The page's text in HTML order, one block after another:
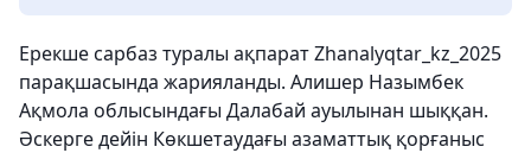
Ерекше сарбаз туралы ақпарат Zhanalyqtar_kz_2025
парақшасында жарияланды. Алишер Назымбек
Ақмола облысындағы Далабай ауылынан шыққан.
Әскерге дейін Көкшетаудағы азаматтық қорғаныс